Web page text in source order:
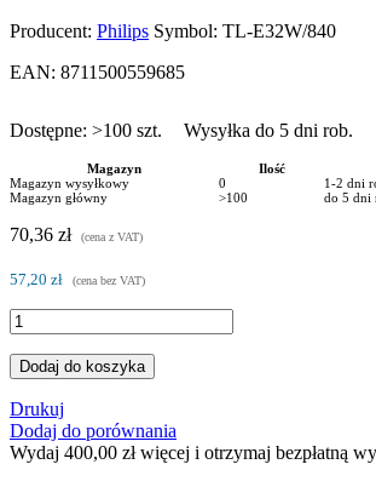
Producent: Philips Symbol: TL-E32W/840
EAN: 8711500559685
Dostępne: >100 szt. Wysyłka do 5 dni rob.
Magazyn Ilość
Magazyn wysyłkowy
0
1-2 dni
Magazyn główny
>100 do 5 dni
70,36 zł (cena z VAT)
57,20 zł (cena bez VAT)
Dodaj do koszyka
Drukuj
Dodaj do porównania
Wydaj 400,00 złwięcej i otrzymaj bezpłatną